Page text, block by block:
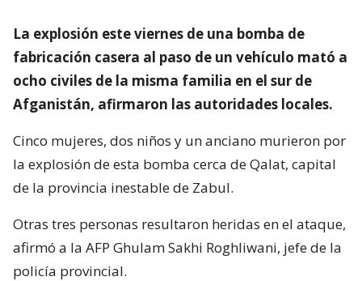
La explosión este viernes de una bomba de
fabricación casera al paso de un vehículo mató a
ocho civiles de la misma familia en el sur de
Afganistán, afirmaron las autoridades locales.
Cinco mujeres, dos niños y un anciano murieron por
la explosión de esta bomba cerca de Qalat, capital
de la provincia inestable de Zabul.
Otras tres personas resultaron heridas en el ataque,
afirmó a la AFP Ghulam Sakhi Roghliwani, jefe de la
policía provincial.